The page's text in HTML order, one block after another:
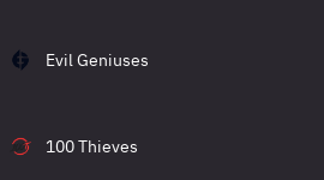
Evil Geniuses
100 Thieves